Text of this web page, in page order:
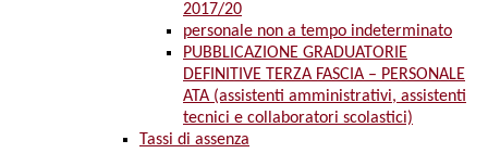
2017/20
personale non a tempo indeterminato
PUBBLICAZIONE GRADUATORIE
DEFINITIVE TERZA FASCIA – PERSONALE
ATA (assistenti amministrativi, assistenti
tecnici e collaboratori scolastici)
Tassi di assenza